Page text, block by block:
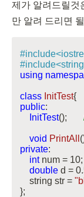
제가 알려드릴것
만 알려 드리면
#include
#include
using
class InitTest{
public:
InitTest();
void PrintAll
private:
int num = 10;
double d =
    string str =
};